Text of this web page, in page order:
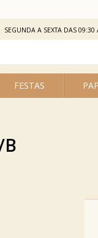
FESTAS
SEGUNDA A SEXTA DAS 09:30